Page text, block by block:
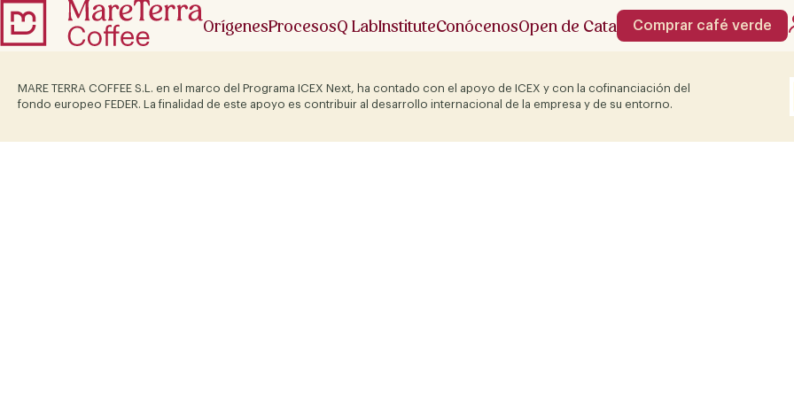
OrígenesProcesosQ LabInstituteConócenosOpen de Cata Comprar café verde
MARE TERRA COFFEE S.L. en el marco del Programa ICEX Next, ha contado con el apoyo de ICEX y con la cofinanciación del
fondo europeo FEDER. La finalidad de este apoyo es contribuir al desarrollo internacional de la empresa y de su entorno.